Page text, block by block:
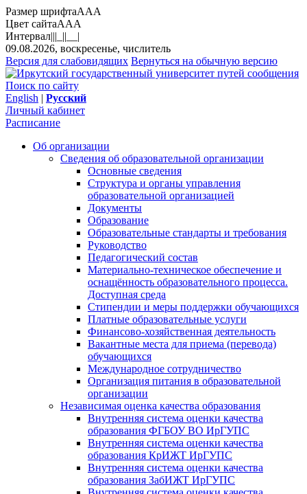
Размер шрифтаAAA
Цвет сайтаAAA
Интервал|||_||__|
09.08.2026, воскресенье, числитель
Версия для слабовидящих Вернуться на обычную версию
Поиск по сайту
English | Русский
Личный кабинет
Расписание
Об организации
Сведения об образовательной организации
Основные сведения
Структура и органы управления
образовательной организацией
Документы
Образование
Образовательные стандарты и требования
Руководство
Педагогический состав
Материально-техническое обеспечение и
оснащённость образовательного процесса.
Доступная среда
Стипендии и меры поддержки обучающихся
Платные образовательные услуги
Финансово-хозяйственная деятельность
Вакантные места для приема (перевода)
обучающихся
Международное сотрудничество
Организация питания в образовательной
организации
Независимая оценка качества образования
Внутренняя система оценки качества
образования ФГБОУ ВО ИрГУПС
Внутренняя система оценки качества
образования КрИЖТ ИрГУПС
Внутренняя система оценки качества
образования ЗабИЖТ ИрГУПС